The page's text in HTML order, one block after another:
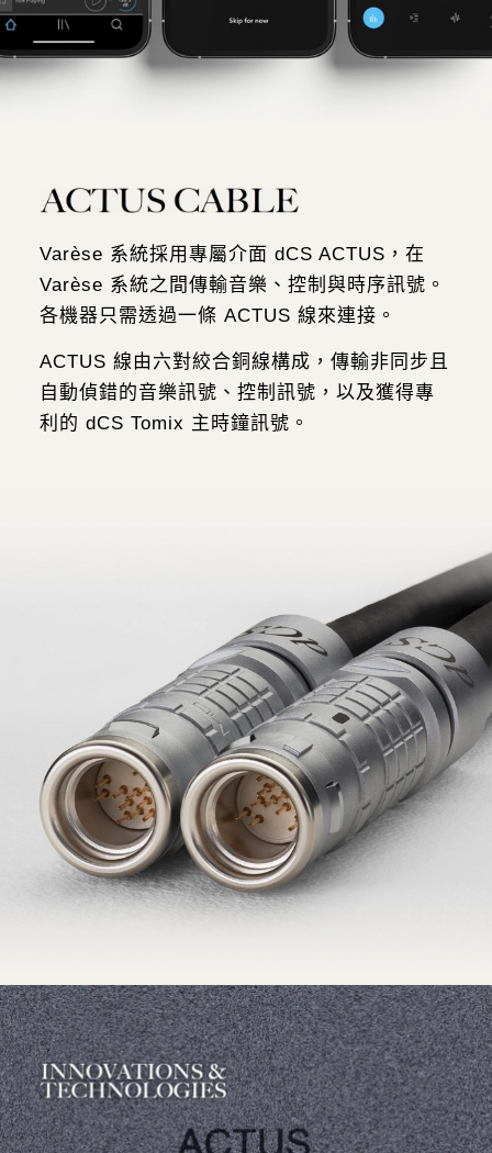
Varèse 系統採用專屬介面 dCS ACTUS，在
Varèse 系統之間傳輸音樂、控制與時序訊號。
各機器只需透過一條 ACTUS 線來連接。
ACTUS 線由六對絞合銅線構成，傳輸非同步且
自動偵錯的音樂訊號、控制訊號，以及獲得專
利的 dCS Tomix 主時鐘訊號。